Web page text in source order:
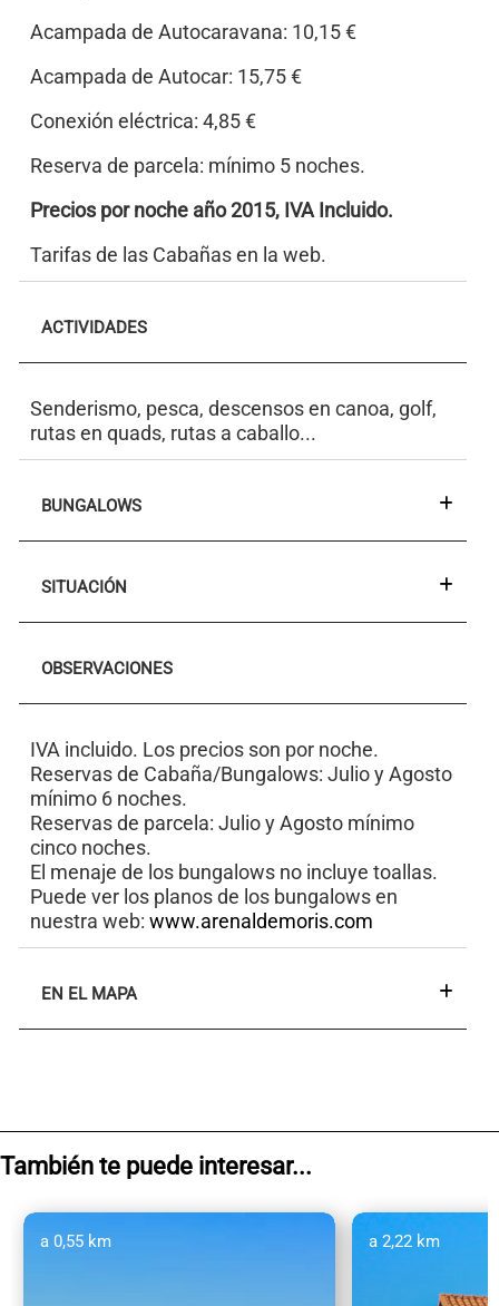
Acampada de Autocaravana: 10,15 €
Acampada de Autocar: 15,75 €
Conexión eléctrica: 4,85 €
Reserva de parcela: mínimo 5 noches.
Precios por noche año 2015, IVA Incluido.
Tarifas de las Cabañas en la web.
ACTIVIDADES
Senderismo, pesca, descensos en canoa, golf,
rutas en quads, rutas a caballo...
BUNGALOWS
SITUACIÓN
OBSERVACIONES
IVA incluido. Los precios son por noche.
Reservas de Cabaña/Bungalows: Julio y Agosto
mínimo 6 noches.
Reservas de parcela: Julio y Agosto mínimo
cinco noches.
El menaje de los bungalows no incluye toallas.
Puede ver los planos de los bungalows en
nuestra web: www.arenaldemoris.com
EN EL MAPA
También te puede interesar...
a 0,55 km a 2,22 km